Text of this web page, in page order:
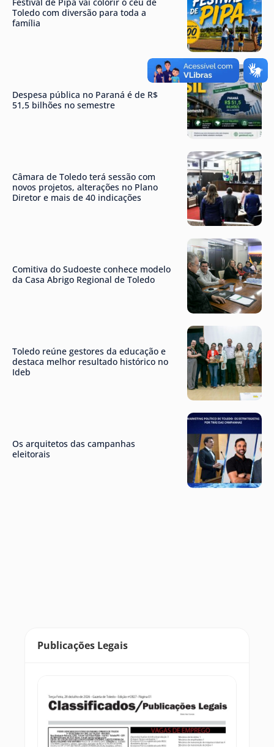
Festival de Pipa vai colorir o céu de
Toledo com diversão para toda a
família
Despesa pública no Paraná é de R$
51,5 bilhões no semestre
Câmara de Toledo terá sessão com
novos projetos, alterações no Plano
Diretor e mais de 40 indicações
Comitiva do Sudoeste conhece modelo
da Casa Abrigo Regional de Toledo
Toledo reúne gestores da educação e
destaca melhor resultado histórico no
Ideb
Os arquitetos das campanhas
eleitorais
Publicações Legais